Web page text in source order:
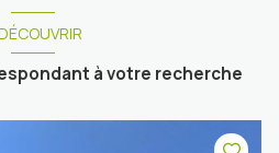
à votre recherche